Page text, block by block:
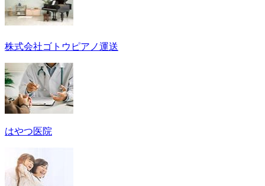
株式会社ゴトウピアノ運送
はやつ医院